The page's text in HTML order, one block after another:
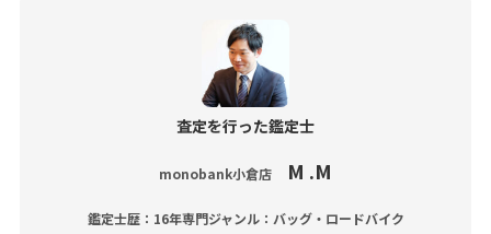
査定を行った鑑定士
monobank小倉店 M .M
鑑定士歴：16年専門ジャンル：バッグ・ロードバイク